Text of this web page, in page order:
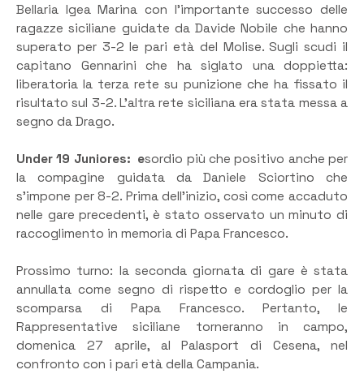
Bellaria Igea Marina con l’importante successo delle
ragazze siciliane guidate da Davide Nobile che hanno
superato per 3-2 le pari età del Molise. Sugli scudi il
capitano Gennarini che ha siglato una doppietta:
liberatoria la terza rete su punizione che ha fissato il
risultato sul 3-2. L’altra rete siciliana era stata messa a
segno da Drago.
Under 19 Juniores: esordio più che positivo anche per
la compagine guidata da Daniele Sciortino che
s’impone per 8-2. Prima dell’inizio, così come accaduto
nelle gare precedenti, è stato osservato un minuto di
raccoglimento in memoria di Papa Francesco.
Prossimo turno: la seconda giornata di gare è stata
annullata come segno di rispetto e cordoglio per la
scomparsa di Papa Francesco. Pertanto, le
Rappresentative siciliane torneranno in campo,
domenica 27 aprile, al Palasport di Cesena, nel
confronto con i pari età della Campania.